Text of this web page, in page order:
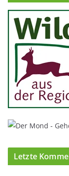
Letzte